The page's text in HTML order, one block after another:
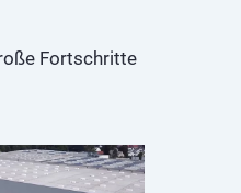
Fortschritte